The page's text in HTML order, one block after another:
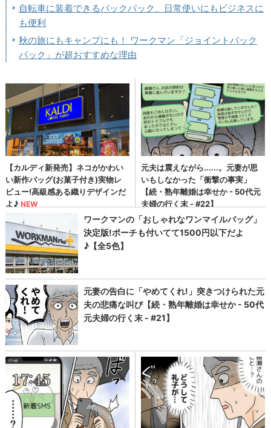
自転車に装着できるバックパック、日常使いにもビジネスに
も便利
秋の旅にもキャンプにも！ ワークマン「ジョイントバック
パック」が超おすすめな理由